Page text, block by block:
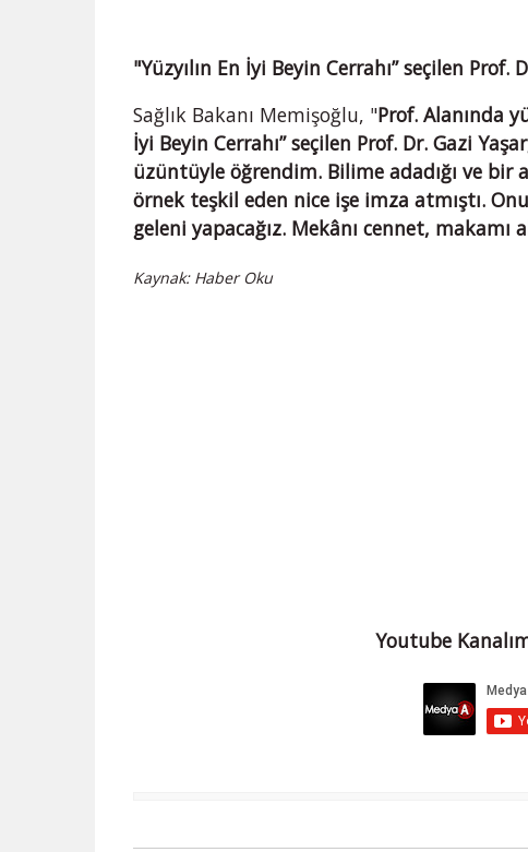
"Yüzyılın En İyi Beyin Cerrahı” seçilen
Sağlık Bakanı Memişoğlu, "Prof. Alanında
İyi Beyin Cerrahı” seçilen Prof. Dr. Gazi
üzüntüyle öğrendim. Bilime adadığı ve bir
örnek teşkil eden nice işe imza atmıştı.
geleni yapacağız. Mekânı cennet, makamı
Kaynak: Haber Oku
Youtube